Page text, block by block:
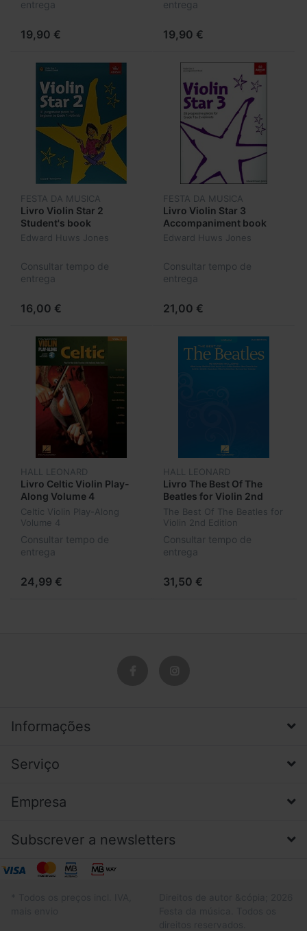
entrega
19,90 €
entrega
19,90 €
FESTA DA MUSICA
Livro Violin Star 2
Student's book
Edward Huws Jones
Consultar tempo de
entrega
16,00 €
FESTA DA MUSICA
Livro Violin Star 3
Accompaniment book
Edward Huws Jones
Consultar tempo de
entrega
21,00 €
HALL LEONARD
Livro Celtic Violin Play-
Along Volume 4
Celtic Violin Play-Along
Volume 4
Consultar tempo de
entrega
24,99 €
HALL LEONARD
Livro The Best Of The
Beatles for Violin 2nd
Edition
The Best Of The Beatles for
Violin 2nd Edition
Consultar tempo de
entrega
31,50 €
Informações
Serviço
Empresa
Subscrever a newsletters